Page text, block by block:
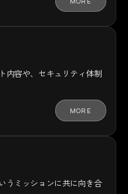
内容や、セキュリティ体制
MORE
うミッションに共に向き合